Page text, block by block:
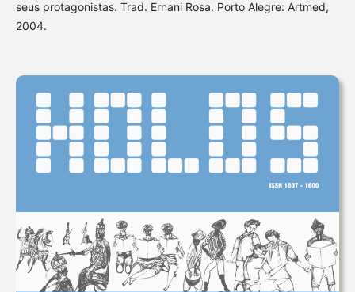
seus protagonistas. Trad. Ernani Rosa. Porto Alegre: Artmed,
2004.